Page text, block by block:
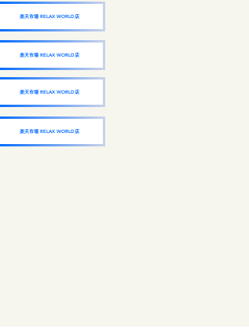
楽天市場 RELAX WORLD店
楽天市場 RELAX WORLD店
楽天市場 RELAX WORLD店
楽天市場 RELAX WORLD店